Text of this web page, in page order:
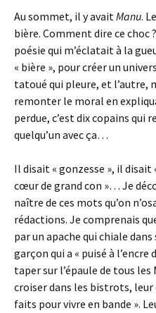
Au sommet, il y avaitManu.
bière. Comment dire ce choc
poésie qui m’éclatait à la
« bière », pour créer un
tatoué qui pleure, et l’autre,
remonter le moral en
perdue, c’est dix copains qui
quelqu’un avec ça…
Il disait « gonzesse », il disait
cœur de grand con »… Je
naître de ces mots qu’on
rédactions. Je comprenais
par un apache qui chiale
garçon qui a « puisé à l’encre
taper sur l’épaule de tous les
croiser dans les bistrots, leur
faits pour vivre en bande ».